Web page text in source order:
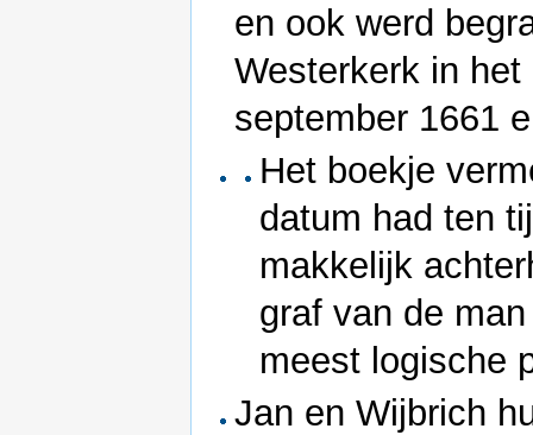
en ook werd
Westerkerk in
september 1661
Het boekje
datum had ten
makkelijk
graf van de
meest logische
Jan en Wijbrich